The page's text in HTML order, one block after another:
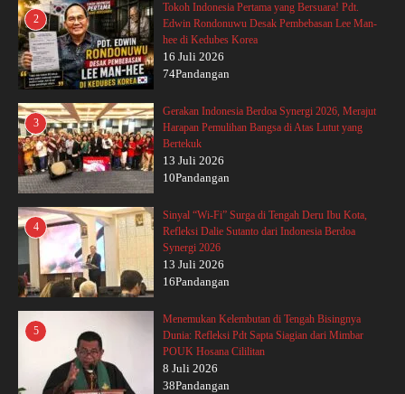
2
Tokoh Indonesia Pertama yang Bersuara! Pdt.
Edwin Rondonuwu Desak Pembebasan Lee Man-
hee di Kedubes Korea
16 Juli 2026
74Pandangan
3
Gerakan Indonesia Berdoa Synergi 2026, Merajut
Harapan Pemulihan Bangsa di Atas Lutut yang
Bertekuk
13 Juli 2026
10Pandangan
4
Sinyal “Wi-Fi” Surga di Tengah Deru Ibu Kota,
Refleksi Dalie Sutanto dari Indonesia Berdoa
Synergi 2026
13 Juli 2026
16Pandangan
5
Menemukan Kelembutan di Tengah Bisingnya
Dunia: Refleksi Pdt Sapta Siagian dari Mimbar
POUK Hosana Cililitan
8 Juli 2026
38Pandangan